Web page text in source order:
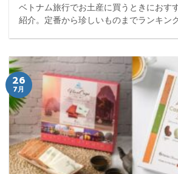
ベトナム旅行でお土産に買うときにおす
紹介。定番から珍しいものまでランキン
26
7月